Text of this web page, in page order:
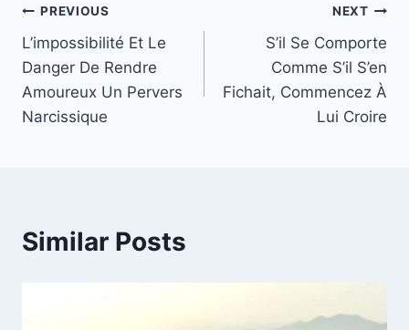
Post
navigation
PREVIOUS
L’impossibilité Et Le
Danger De Rendre
Amoureux Un Pervers
Narcissique
NEXT
S’il Se Comporte
Comme S’il S’en
Fichait, Commencez À
Lui Croire
Similar Posts